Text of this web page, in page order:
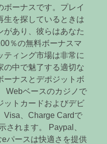
ボーナスです。プレイ
生を探しているときは
があり、彼らはあなた
％の無料ボーナスマ
ティング市場は非常に
の中で魅了する適切な
ーナスとデポジットボ
Webベースのカジノで
ットカードおよびデビ
Visa、Charge Cardで
されます。 Paypal、
パースは快適さを提供